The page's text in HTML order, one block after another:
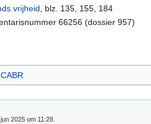
vrijheid , blz. 135, 155, 184
66256 (dossier 957)
CABR
2025 om 11:28.